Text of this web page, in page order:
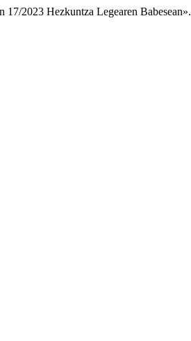
2023 Hezkuntza Legearen Babesean».